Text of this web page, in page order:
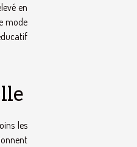
en
mode
les